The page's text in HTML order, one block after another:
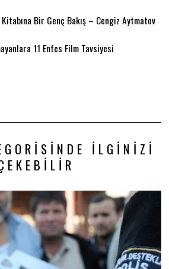
Bir Genç Bakış – Cengiz Aytmatov
11 Enfes Film Tavsiyesi
İLGINIZI